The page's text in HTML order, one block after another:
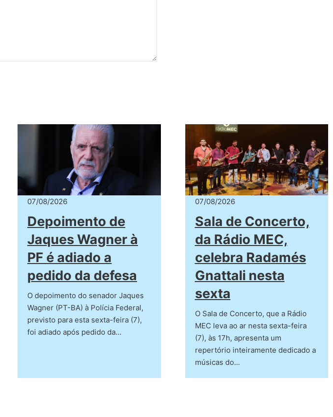
07/08/2026
Depoimento de
Jaques Wagner à
PF é adiado a
pedido da defesa
O depoimento do senador Jaques
Wagner (PT-BA) à Polícia Federal,
previsto para esta sexta-feira (7),
foi adiado após pedido da…
07/08/2026
Sala de Concerto,
da Rádio MEC,
celebra Radamés
Gnattali nesta
sexta
O Sala de Concerto, que a Rádio
MEC leva ao ar nesta sexta-feira
(7), às 17h, apresenta um
repertório inteiramente dedicado a
músicas do…